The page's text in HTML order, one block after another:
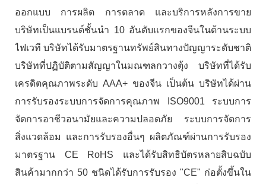
ออกแบบ การผลิต การตลาด และบริการหลังการขาย
บริษัทเป็นแบรนด์ชั้นนำ 10 อันดับแรกของจีนในด้านระบบ
ไฟเวที บริษัทได้รับมาตรฐานทรัพย์สินทางปัญญาระดับชาติ
บริษัทที่ปฏิบัติตามสัญญาในมณฑลกวางตุ้ง บริษัทที่ได้รับ
เครดิตคุณภาพระดับ AAA+ ของจีน เป็นต้น บริษัทได้ผ่าน
การรับรองระบบการจัดการคุณภาพ ISO9001 ระบบการ
จัดการอาชีวอนามัยและความปลอดภัย ระบบการจัดการ
สิ่งแวดล้อม และการรับรองอื่นๆ ผลิตภัณฑ์ผ่านการรับรอง
มาตรฐาน CE RoHS และได้รับสิทธิบัตรหลายสิบฉบับ
สินค้ามากกว่า 50 ชนิดได้รับการรับรอง "CE" ก่อตั้งขึ้นใน